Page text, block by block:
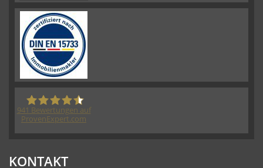
HORN IMMOBILIEN GmbH
941 Bewertungen auf
ProvenExpert.com
KONTAKT